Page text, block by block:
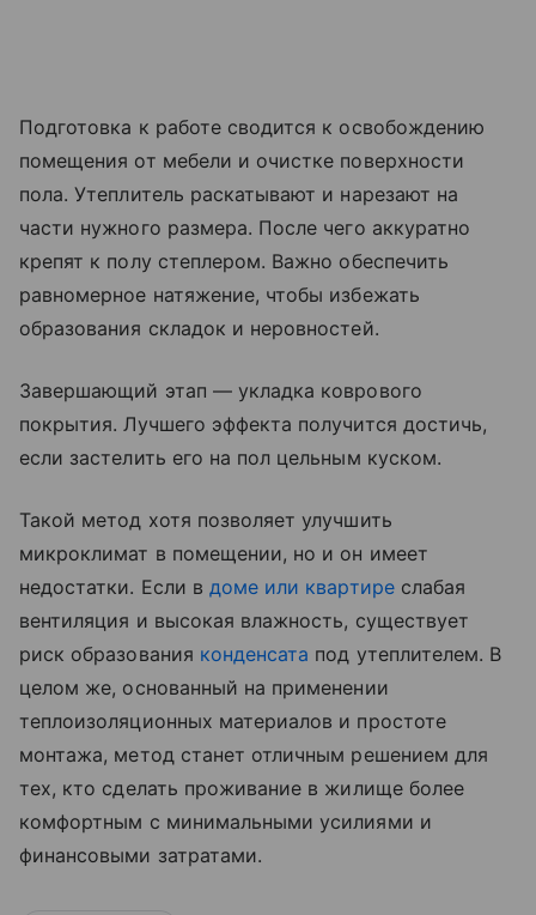
Подготовка к работе сводится к освобождению
помещения от мебели и очистке поверхности
пола. Утеплитель раскатывают и нарезают на
части нужного размера. После чего аккуратно
крепят к полу степлером. Важно обеспечить
равномерное натяжение, чтобы избежать
образования складок и неровностей.
Завершающий этап — укладка коврового
покрытия. Лучшего эффекта получится достичь,
если застелить его на пол цельным куском.
Такой метод хотя позволяет улучшить
микроклимат в помещении, но и он имеет
недостатки. Если в доме или квартиреслабая
вентиляция и высокая влажность, существует
риск образования конденсата под утеплителем. В
целом же, основанный на применении
теплоизоляционных материалов и простоте
монтажа, метод станет отличным решением для
тех, кто сделать проживание в жилище более
комфортным с минимальными усилиями и
финансовыми затратами.